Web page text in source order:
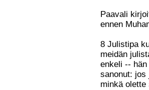
Paavali
ennen
8 Julistipa
meidän
enkeli --
sanonut: jos
minkä